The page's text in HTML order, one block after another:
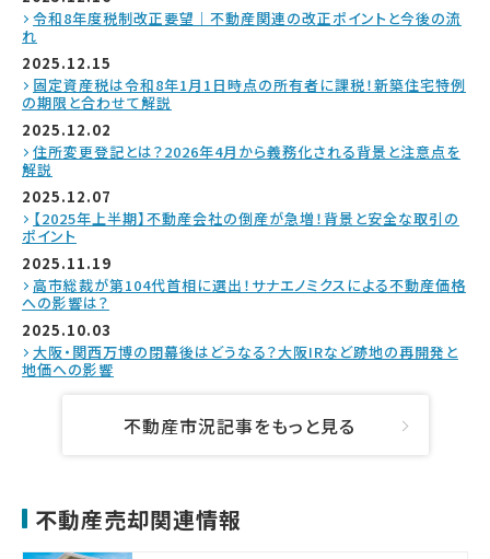
令和8年度税制改正要望｜不動産関連の改正ポイントと今後の流
れ
2025.12.15
固定資産税は令和8年1月1日時点の所有者に課税！新築住宅特例
の期限と合わせて解説
2025.12.02
住所変更登記とは？2026年4月から義務化される背景と注意点を
解説
2025.12.07
【2025年上半期】不動産会社の倒産が急増！背景と安全な取引の
ポイント
2025.11.19
高市総裁が第104代首相に選出！サナエノミクスによる不動産価格
への影響は？
2025.10.03
大阪・関西万博の閉幕後はどうなる？大阪IRなど跡地の再開発と
地価への影響
不動産市況記事をもっと見る
不動産売却関連情報